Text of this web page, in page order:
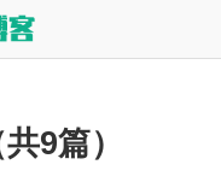
9篇）